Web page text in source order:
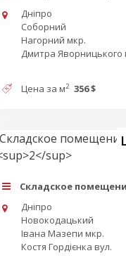
Дніпро
Соборний
Нагорний мкр.
Дмитра Яворницького
Цена за м2 356 $
Складское
Дніпро
Новокодацький
Івана Мазепи мкр.
Костя Гордієнка вул.